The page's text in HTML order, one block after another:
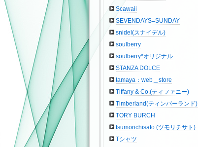
Scawaii
SEVENDAYS=SUNDAY
snidel(スナイデル)
soulberry
soulberry*オリジナル
STANZA DOLCE
tamaya：web＿store
Tiffany & Co.(ティファニー)
Timberland(ティンバーランド)
TORY BURCH
tsumorichisato (ツモリチサト)
Tシャツ